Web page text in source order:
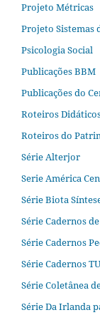
Projeto Métricas
Projeto Sistemas
Psicologia Social
Publicações BBM
Publicações do
Roteiros Didáticos
Roteiros do
Série Alterjor
Serie América
Série Biota
Série Cadernos
Série Cadernos
Série Cadernos
Série Coletânea
Série Da Irlanda